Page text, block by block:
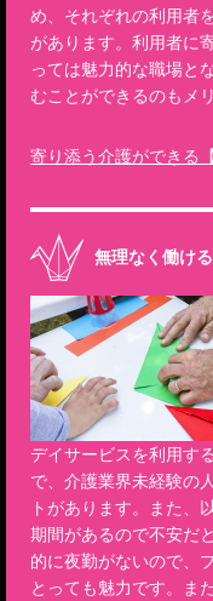
め、それぞれの利用者
があります。利用者に
っては魅力的な職場と
むことができるのもメ
寄り添う介護ができる
無理なく働け
デイサービスを利用す
で、介護業界未経験の
トがあります。また、
期間があるので不安だ
的に夜勤がないので、
とっても魅力です。ま